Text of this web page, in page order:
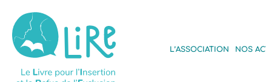
L’ASSOCIATION NOS